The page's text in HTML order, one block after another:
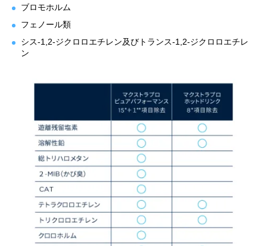
ブロモホルム
フェノール類
シス-1,2-ジクロロエチレン及びトランス-1,2-ジクロロエチレ
ン